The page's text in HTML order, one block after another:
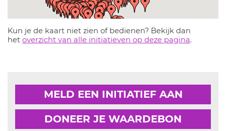
Kun je de kaart niet zien of bedienen? Bekijk dan
het overzicht van alle initiatieven op deze pagina.
MELD EEN INITIATIEF AAN
DONEER JE WAARDEBON